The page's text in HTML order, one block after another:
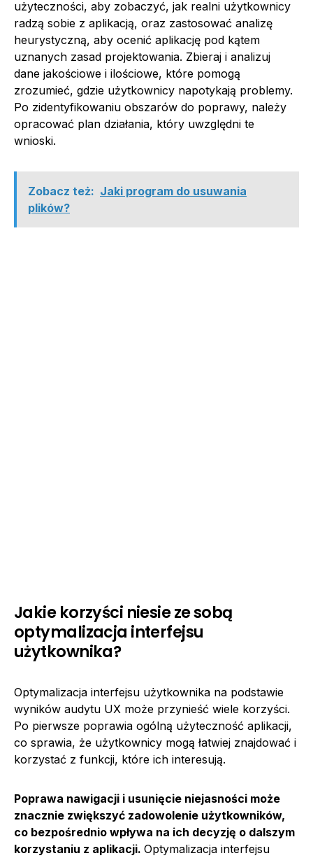
użyteczności, aby zobaczyć, jak realni użytkownicy
radzą sobie z aplikacją, oraz zastosować analizę
heurystyczną, aby ocenić aplikację pod kątem
uznanych zasad projektowania. Zbieraj i analizuj
dane jakościowe i ilościowe, które pomogą
zrozumieć, gdzie użytkownicy napotykają problemy.
Po zidentyfikowaniu obszarów do poprawy, należy
opracować plan działania, który uwzględni te
wnioski.
Zobacz też: Jaki program do usuwania
plików?
Jakie korzyści niesie ze sobą
optymalizacja interfejsu
użytkownika?
Optymalizacja interfejsu użytkownika na podstawie
wyników audytu UX może przynieść wiele korzyści.
Po pierwsze poprawia ogólną użyteczność aplikacji,
co sprawia, że użytkownicy mogą łatwiej znajdować i
korzystać z funkcji, które ich interesują.
Poprawa nawigacji i usunięcie niejasności może
znacznie zwiększyć zadowolenie użytkowników,
co bezpośrednio wpływa na ich decyzję o dalszym
korzystaniu z aplikacji. Optymalizacja interfejsu